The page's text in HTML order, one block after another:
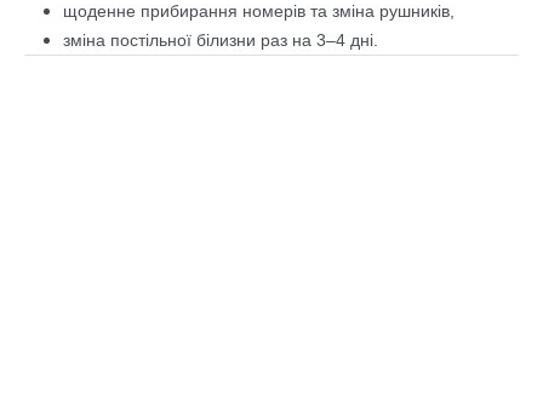
щоденне прибирання номерів та зміна рушників,
зміна постільної білизни раз на 3–4 дні.